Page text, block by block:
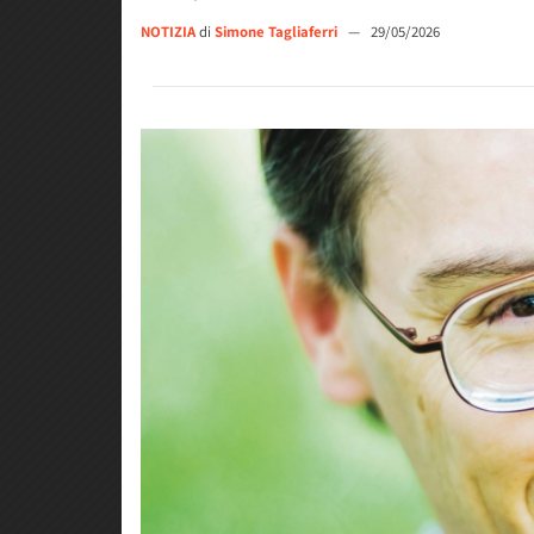
NOTIZIAdi Simone Tagliaferri — 29/05/2026